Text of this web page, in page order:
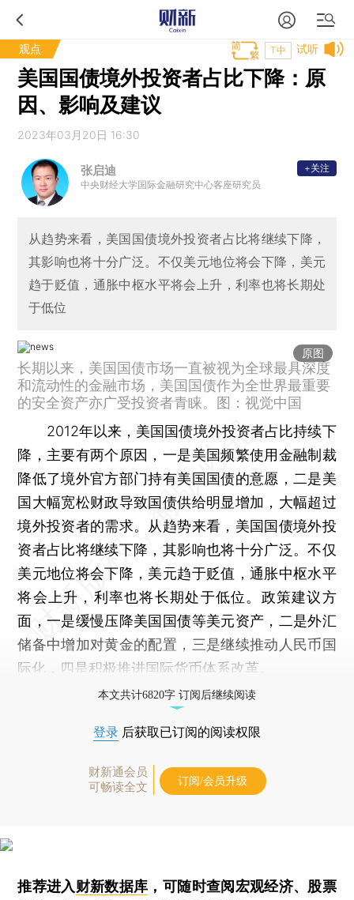
观点 试听
T中
美国国债境外投资者占比下降：原
因、影响及建议
2023年03月20日 16:30
张启迪
中央财经大学国际金融研究中心客座研究员
+关注
从趋势来看，美国国债境外投资者占比将继续下降，
其影响也将十分广泛。不仅美元地位将会下降，美元
趋于贬值，通胀中枢水平将会上升，利率也将长期处
于低位
原图
长期以来，美国国债市场一直被视为全球最具深度
和流动性的金融市场，美国国债作为全世界最重要
的安全资产亦广受投资者青睐。图：视觉中国
2012年以来，美国国债境外投资者占比持续下
降，主要有两个原因，一是美国频繁使用金融制裁
降低了境外官方部门持有美国国债的意愿，二是美
国大幅宽松财政导致国债供给明显增加，大幅超过
境外投资者的需求。从趋势来看，美国国债境外投
资者占比将继续下降，其影响也将十分广泛。不仅
美元地位将会下降，美元趋于贬值，通胀中枢水平
将会上升，利率也将长期处于低位。政策建议方
面，一是缓慢压降美国国债等美元资产，二是外汇
储备中增加对黄金的配置，三是继续推动人民币国
际化，四是积极推进国际货币体系改革。
本文共计6820字 订阅后继续阅读
登录 后获取已订阅的阅读权限
财新通会员
可畅读全文
订阅/会员升级
推荐进入财新数据库 ，可随时查阅宏观经济、股票